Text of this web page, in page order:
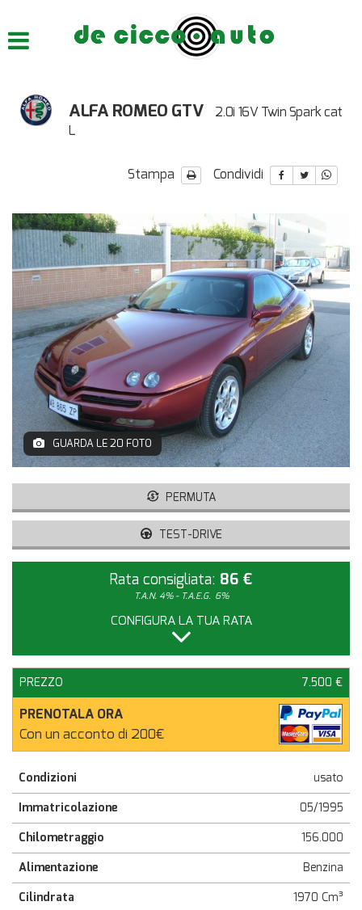
LISTA VEICOLI
ASSISTENZA
CONTATTI
ALFA ROMEO GTV
2.0i 16V Twin Spark cat
L
Stampa Condividi
GUARDA LE 20 FOTO
PERMUTA
TEST-DRIVE
Rata consigliata: 86 €
T.A.N. 4% - T.A.E.G. 6%
CONFIGURA LA TUA RATA
PREZZO 7.500 €
PRENOTALA ORA
Con un acconto di 200€
Condizioni
usato
Immatricolazione
05/1995
Chilometraggio
156.000
Alimentazione
Benzina
Cilindrata
1970 Cm³